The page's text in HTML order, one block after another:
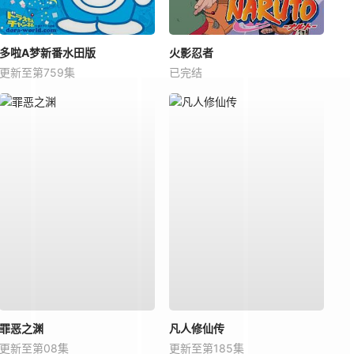
多啦A梦新番水田版
更新至第759集
火影忍者
已完结
罪恶之渊
更新至第08集
凡人修仙传
更新至第185集